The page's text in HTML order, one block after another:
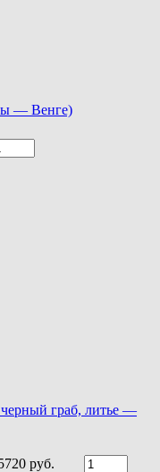
— Венге)
граб, литье —
руб.